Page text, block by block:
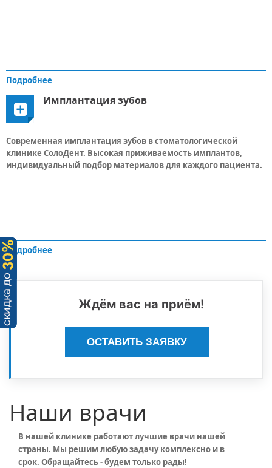
Подробнее
Имплантация зубов
Современная имплантация зубов в стоматологической
клинике СолоДент. Высокая приживаемость имплантов,
индивидуальный подбор материалов для каждого пациента.
Подробнее
Ждём вас на приём!
ОСТАВИТЬ ЗАЯВКУ
Наши врачи
В нашей клинике работают лучшие врачи нашей
страны. Мы решим любую задачу комплексно и в
срок. Обращайтесь - будем только рады!